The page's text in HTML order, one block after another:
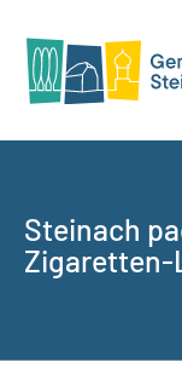
Steinach